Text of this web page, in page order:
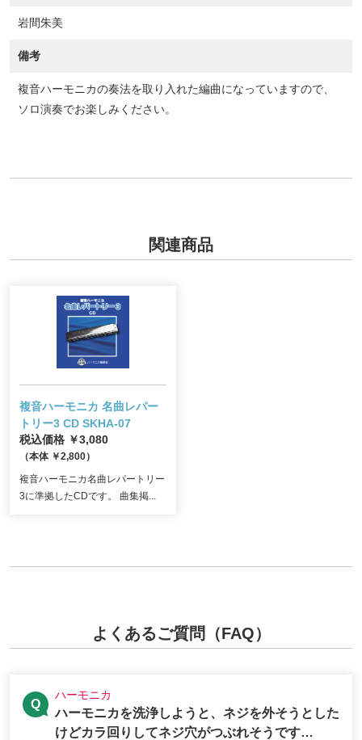
岩間朱美
備考
複音ハーモニカの奏法を取り入れた編曲になっていますので、
ソロ演奏でお楽しみください。
関連商品
複音ハーモニカ 名曲レパー
トリー3 CD SKHA-07
税込価格 ￥3,080
（本体 ￥2,800）
複音ハーモニカ名曲レパートリー
3に準拠したCDです。 曲集掲...
よくあるご質問（FAQ）
ハーモニカ
ハーモニカを洗浄しようと、ネジを外そうとした
けどカラ回りしてネジ穴がつぶれそうです…